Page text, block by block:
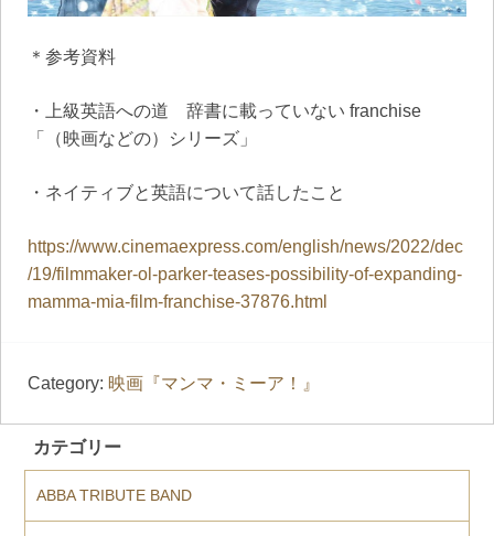
＊参考資料
・上級英語への道 辞書に載っていない franchise
「（映画などの）シリーズ」
・ネイティブと英語について話したこと
https://www.cinemaexpress.com/english/news/2022/dec
/19/filmmaker-ol-parker-teases-possibility-of-expanding-
mamma-mia-film-franchise-37876.html
Category: 映画『マンマ・ミーア！』
カテゴリー
ABBA TRIBUTE BAND